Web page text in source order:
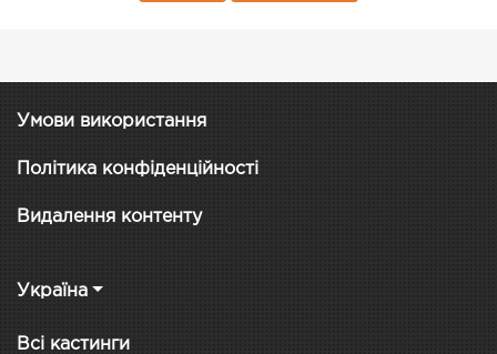
Умови використання
Політика конфіденційності
Видалення контенту
Україна
Всі кастинги